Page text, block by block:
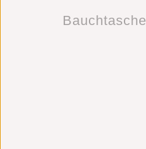
Bauchtasche